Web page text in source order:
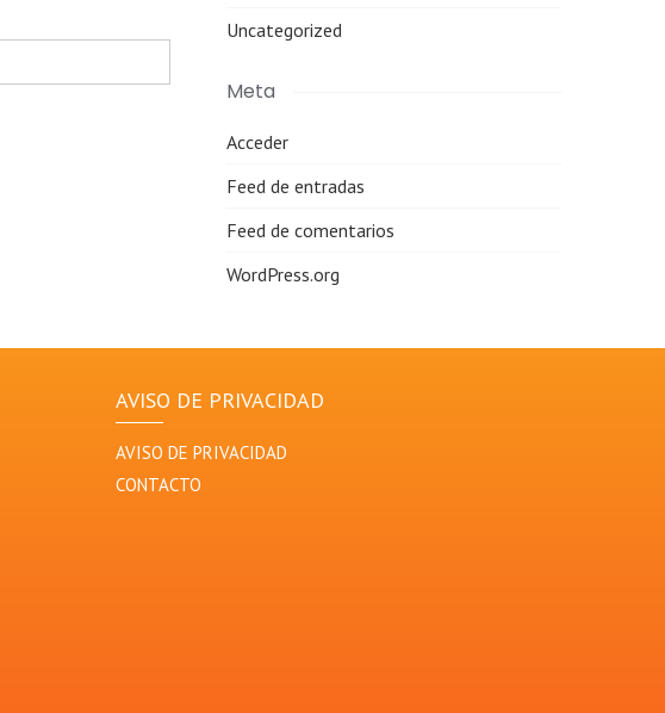
Uncategorized
Meta
Acceder
Feed de entradas
Feed de comentarios
WordPress.org
AVISO DE PRIVACIDAD
AVISO DE PRIVACIDAD
CONTACTO